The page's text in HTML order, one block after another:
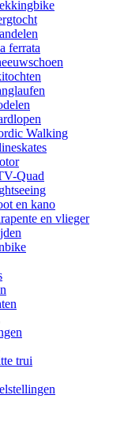
ferrata
Walking
Quad
en kano
en vlieger
trui